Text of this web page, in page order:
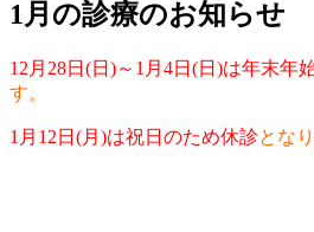
1月の診療のお知らせ
12月28日(日)～1月4日(日)は年末年
す。
1月12日(月)は祝日のため休診とな